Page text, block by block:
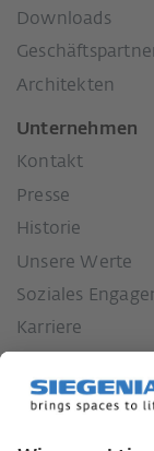
Downloads
Architekten
Unternehmen
Kontakt
Presse
Historie
Unsere Werte
Soziales
Karriere